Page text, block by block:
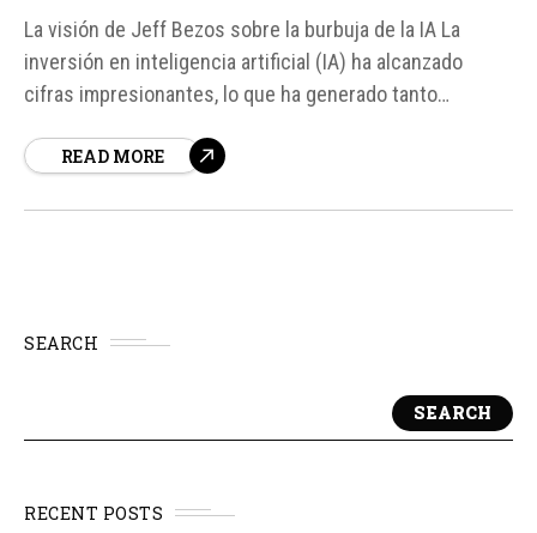
La visión de Jeff Bezos sobre la burbuja de la IA La
inversión en inteligencia artificial (IA) ha alcanzado
cifras impresionantes, lo que ha generado tanto
una burbuja especulativa. Según fuentes, un informe de
READ MORE
SEARCH
SEARCH
RECENT POSTS